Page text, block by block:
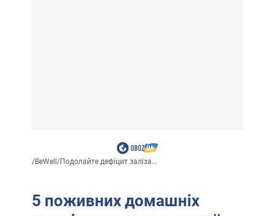
/BeWell/Подолайте дефіцит заліза...
5 поживних домашніх